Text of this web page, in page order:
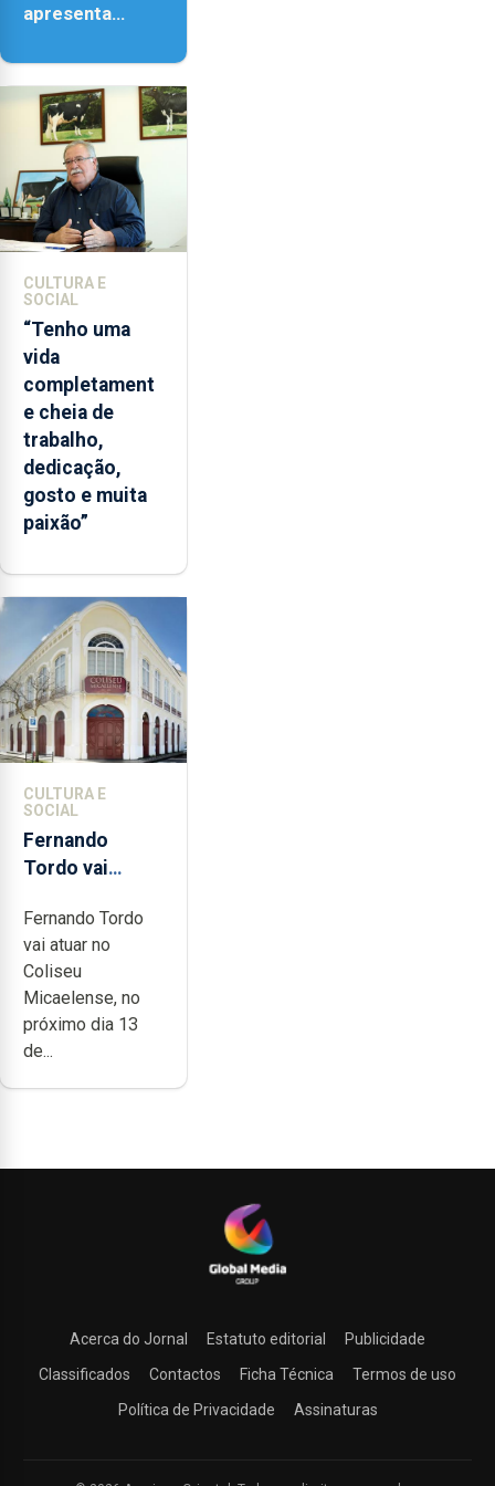
apresenta
Paisagem’
CULTURA E
SOCIAL
“Tenho uma
vida
completament
e cheia de
trabalho,
dedicação,
gosto e muita
paixão”
CULTURA E
SOCIAL
Fernando
Tordo vai
anos de
carreira no
Coliseu
Micaelense
Fernando Tordo
vai atuar no
Coliseu
Micaelense, no
próximo dia 13
de...
Acerca do Jornal Estatuto editorial
Publicidade
Classificados
Contactos Ficha Técnica
Termos de uso
Política de Privacidade
Assinaturas